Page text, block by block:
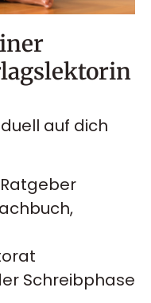
auf dich
Schreibphase